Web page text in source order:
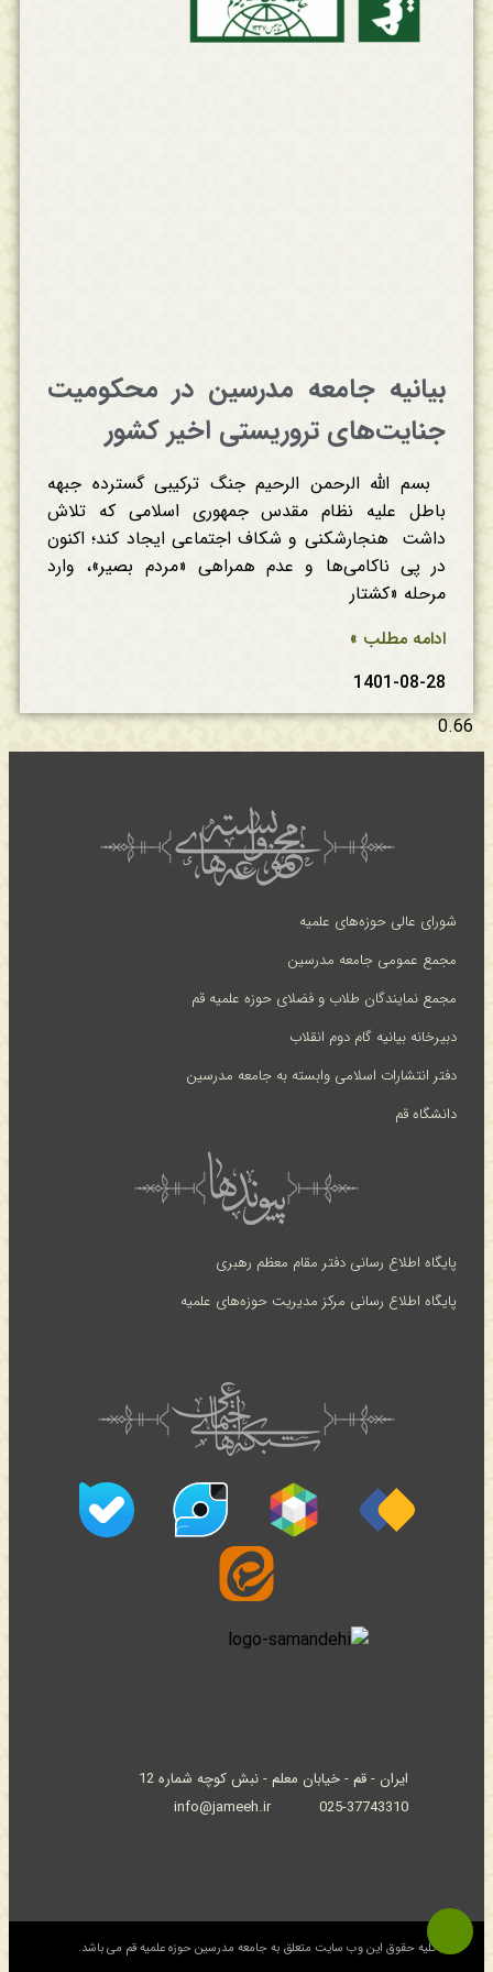
بیانیه جامعه مدرسین در محکومیت
جنایت‌های تروریستی اخیر کشور
بسم الله الرحمن الرحیم جنگ ترکیبی گسترده جبهه
باطل علیه نظام مقدس جمهوری اسلامی که تلاش
داشت هنجارشکنی و شکاف اجتماعی ایجاد کند؛ اکنون
در پی ناکامی‌ها و عدم همراهی «مردم بصیر»، وارد
مرحله «کشتار
ادامه مطلب »
1401-08-28
شورای عالی حوزه‌های علمیه
مجمع عمومی جامعه مدرسین
مجمع نمایندگان طلاب و فضلای حوزه علمیه قم
دبیرخانه بیانیه گام دوم انقلاب
دفتر انتشارات اسلامی وابسته به جامعه مدرسین
دانشگاه قم
پایگاه اطلاع رسانی دفتر مقام معظم رهبری
پایگاه اطلاع رسانی مرکز مدیریت حوزه‌های علمیه
ایران - قم - خیابان معلم - نبش کوچه شماره 12
025-37743310
info@jameeh.ir
© کلیه حقوق این وب سایت متعلق به جامعه مدرسین حوزه علمیه قم می باشد.